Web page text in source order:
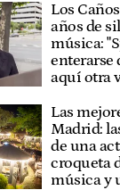
Los
años de
música:
enterarse
aquí otra
Las
Madrid:
de una
croqueta
música y